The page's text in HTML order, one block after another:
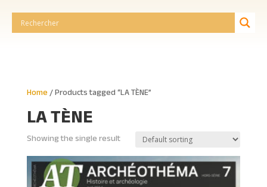
Home / Products tagged “LA TÈNE”
LA TÈNE
Showing the single result